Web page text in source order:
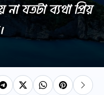
যতটা ব্যথা প্রিয়